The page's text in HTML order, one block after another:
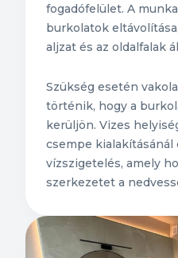
fogadófelület. A
burkolatok
aljzat és az oldalfalak
Szükség esetén
történik, hogy a
kerüljön. Vizes
csempe
vízszigetelés, amely
szerkezetet a